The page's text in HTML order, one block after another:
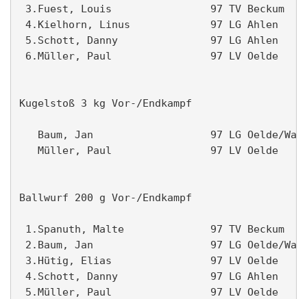
3.Fuest, Louis                97 TV
4.Kielhorn, Linus             97 LG
5.Schott, Danny               97 LG
6.Müller, Paul                97 LV
Kugelstoß 3 kg Vor-/Endkampf
Baum, Jan                   97 LG Oelde/
Müller, Paul                97 LV Oelde
Ballwurf 200 g Vor-/Endkampf
1.Spanuth, Malte              97 TV
2.Baum, Jan                   97 LG Oelde/
3.Hütig, Elias                97 LV
4.Schott, Danny               97 LG
5.Müller, Paul                97 LV